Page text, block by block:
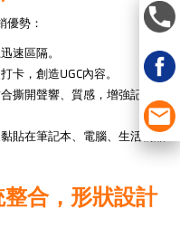
勢：
速區隔。
，創造UGC內容。
撕開聲響、質感，增強記憶
貼在筆記本、電腦、生活物品
合，形狀設計